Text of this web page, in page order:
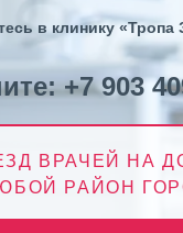
в клинику
+7 903
ВРАЧЕЙ НА
РАЙОН